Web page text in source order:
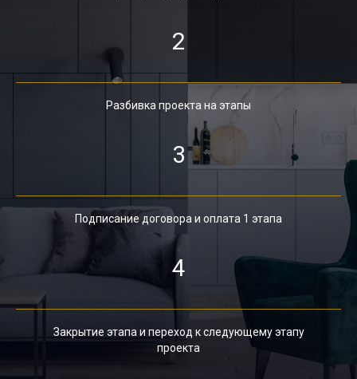
2
Разбивка проекта на этапы
3
Подписание договора и оплата 1 этапа
4
Закрытие этапа и переход к следующему этапу
проекта